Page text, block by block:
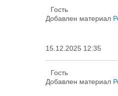
Гость
Добавлен материал
15.12.2025 12:35
Гость
Добавлен материал